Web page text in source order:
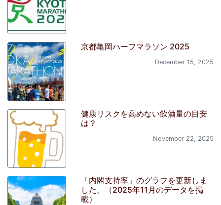
京都亀岡ハーフマラソン 2025
December 15, 2025
健康リスクを高めない飲酒量の目安
は？
November 22, 2025
「内閣支持率」のグラフを更新しま
した。（2025年11月のデータを掲
載）